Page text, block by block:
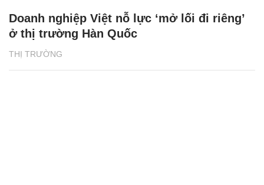
THỊ TRƯỜNG
Doanh nghiệp Việt nỗ lực ‘mở lối đi riêng’
ở thị trường Hàn Quốc